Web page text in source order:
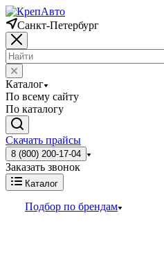
Санкт-Петербург
Каталог
По всему сайту
По каталогу
Скачать прайсы
8 (800) 200-17-04
Заказать звонок
Каталог
Подбор по брендам